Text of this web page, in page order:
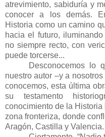
atrevimiento, sabiduría y
conocer a los demás.
Historia como un camino
hacia el futuro,
no siempre recto, con
puede torcerse...
Desconocemos lo
nuestro autor –y a
conocemos, esta última
su testamento
conocimiento de la
zona fronteriza, donde
Aragón, Castilla y Valencia.